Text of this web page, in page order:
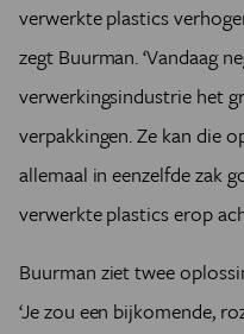
verwerkte plastics
zegt Buurman. ‘Vandaag
verwerkingsindustrie het
verpakkingen. Ze kan die
allemaal in eenzelfde zak
verwerkte plastics erop
Buurman ziet twee
‘Je zou een bijkomende,